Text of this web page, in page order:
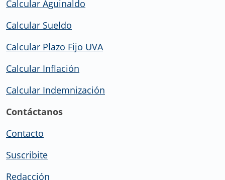
Calcular Aguinaldo
Calcular Sueldo
Calcular Plazo Fijo UVA
Calcular Inflación
Calcular Indemnización
Contáctanos
Contacto
Suscribite
Redacción